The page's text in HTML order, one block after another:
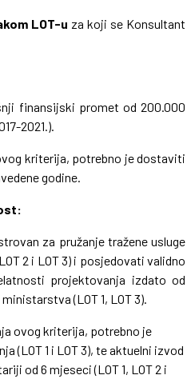
LOT-u za koji se Konsultant
finansijski promet od 200.000
2021.).
kriterija, potrebno je dostaviti
godine.
za pružanje tražene usluge
2 i LOT 3) i posjedovati validno
projektovanja izdato od
(LOT 1, LOT 3).
ovog kriterija, potrebno je
(LOT 1 i LOT 3), te aktuelni izvod
od 6 mjeseci (LOT 1, LOT 2 i